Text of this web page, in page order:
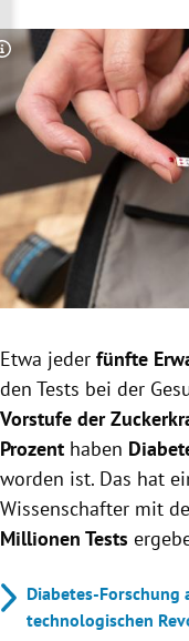
Untermenü
Untermenü
Untermenü
Untermenü
Untermenü
Untermenü
Untermenü
Copyright-Hinweis
Etwa jeder fünfte
den Tests bei der
Vorstufe der
Prozent haben
worden ist. Das hat
Wissenschafter mit
Millionen Tests
Diabetes-Forschung
technologischen